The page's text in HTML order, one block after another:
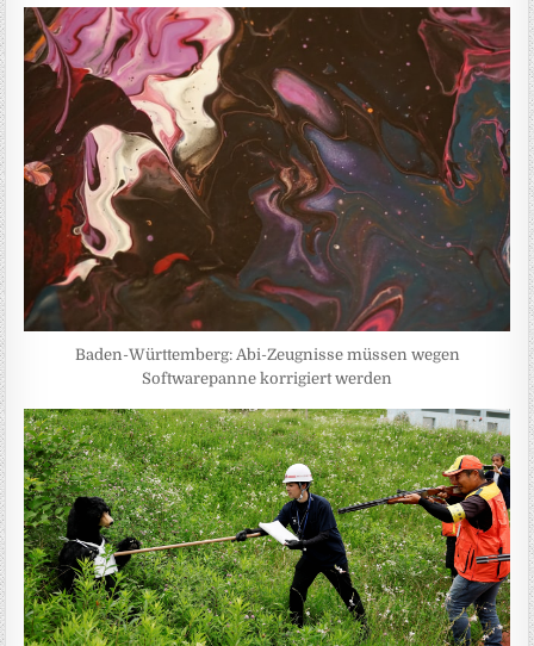
Baden-Württemberg: Abi-Zeugnisse müssen wegen
Softwarepanne korrigiert werden